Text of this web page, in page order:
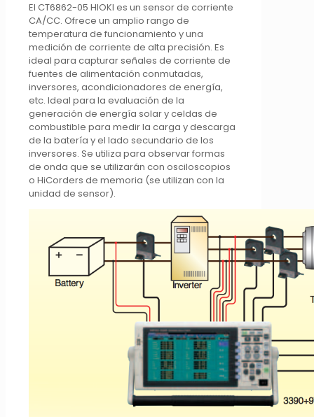
El CT6862-05 HIOKI es un sensor de corriente
CA/CC. Ofrece un amplio rango de
temperatura de funcionamiento y una
medición de corriente de alta precisión. Es
ideal para capturar señales de corriente de
fuentes de alimentación conmutadas,
inversores, acondicionadores de energía,
etc. Ideal para la evaluación de la
generación de energía solar y celdas de
combustible para medir la carga y descarga
de la batería y el lado secundario de los
inversores. Se utiliza para observar formas
de onda que se utilizarán con osciloscopios
o HiCorders de memoria (se utilizan con la
unidad de sensor).